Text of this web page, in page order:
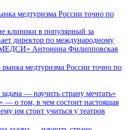
медтуризма России точно по
клиники в популярный за
директор по международному
Антонина Филипповская
— научить страну мечтать»
— о том, в чем состоит настоящая
им стоит учиться у театров